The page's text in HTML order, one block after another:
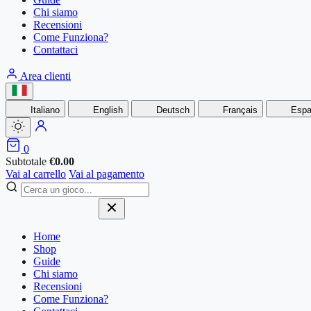
Chi siamo
Recensioni
Come Funziona?
Contattaci
Area clienti
Italiano English Deutsch Français
0
Subtotale €0.00
Vai al carrello Vai al pagamento
Home
Shop
Guide
Chi siamo
Recensioni
Come Funziona?